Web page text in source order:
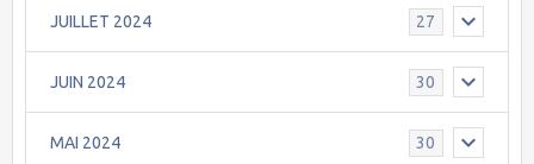
JUILLET 2024 27
JUIN 2024 30
MAI 2024 30